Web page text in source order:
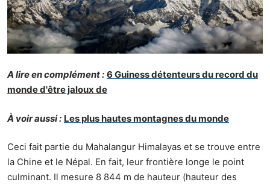
A lire en complément : 6 Guiness détenteurs du record du
monde d'être jaloux de
À voir aussi : Les plus hautes montagnes du monde
Ceci fait partie du Mahalangur Himalayas et se trouve entre
la Chine et le Népal. En fait, leur frontière longe le point
culminant. Il mesure 8 844 m de hauteur (hauteur des